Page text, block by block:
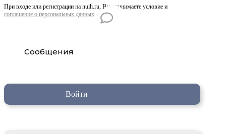
При входе или регистрации на nuih.ru, Вы принимаете условие и
соглашение о персональных данных
Сообщения
Войти